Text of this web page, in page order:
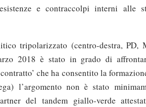
e contraccolpi interni alle
tripolarizzato (centro-destra, PD,
2018 è stato in grado di
che ha consentito la
l’argomento non è stato
del tandem giallo-verde